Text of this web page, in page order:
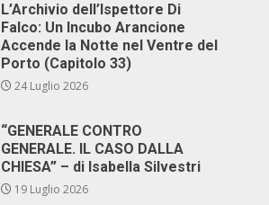
L’Archivio dell’Ispettore Di
Falco: Un Incubo Arancione
Accende la Notte nel Ventre del
Porto (Capitolo 33)
24 Luglio 2026
“GENERALE CONTRO
GENERALE. IL CASO DALLA
CHIESA” – di Isabella Silvestri
19 Luglio 2026